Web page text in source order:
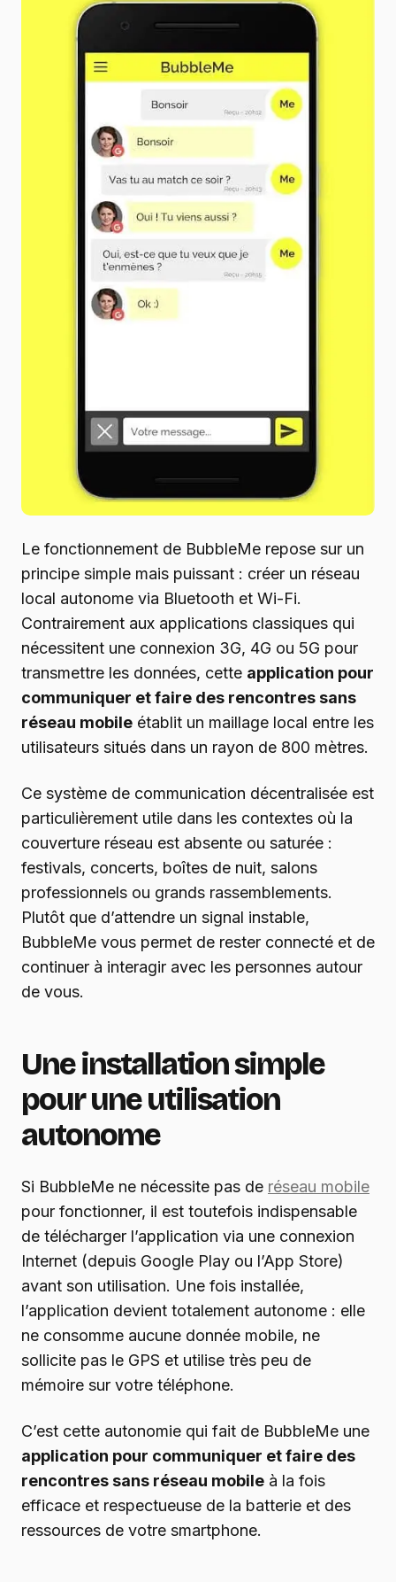
Le fonctionnement de BubbleMe repose sur un
principe simple mais puissant : créer un réseau
local autonome via Bluetooth et Wi-Fi.
Contrairement aux applications classiques qui
nécessitent une connexion 3G, 4G ou 5G pour
transmettre les données, cette application pour
communiquer et faire des rencontres sans
réseau mobile établit un maillage local entre les
utilisateurs situés dans un rayon de 800 mètres.
Ce système de communication décentralisée est
particulièrement utile dans les contextes où la
couverture réseau est absente ou saturée :
festivals, concerts, boîtes de nuit, salons
professionnels ou grands rassemblements.
Plutôt que d’attendre un signal instable,
BubbleMe vous permet de rester connecté et de
continuer à interagir avec les personnes autour
de vous.
Une installation simple
pour une utilisation
autonome
Si BubbleMe ne nécessite pas de réseau mobile
pour fonctionner, il est toutefois indispensable
de télécharger l’application via une connexion
Internet (depuis Google Play ou l’App Store)
avant son utilisation. Une fois installée,
l’application devient totalement autonome : elle
ne consomme aucune donnée mobile, ne
sollicite pas le GPS et utilise très peu de
mémoire sur votre téléphone.
C’est cette autonomie qui fait de BubbleMe une
application pour communiquer et faire des
rencontres sans réseau mobile à la fois
efficace et respectueuse de la batterie et des
ressources de votre smartphone.